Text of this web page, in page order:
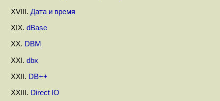
XVIII. Дата и время
XIX. dBase
XX. DBM
XXI. dbx
XXII. DB++
XXIII. Direct IO